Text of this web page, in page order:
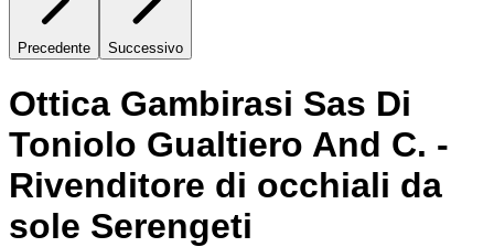
Precedente Successivo
Ottica Gambirasi Sas Di
Toniolo Gualtiero And C. -
Rivenditore di occhiali da
sole Serengeti